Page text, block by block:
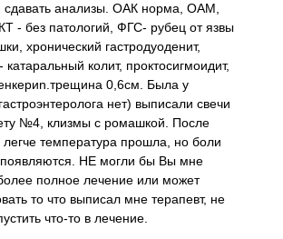
сдавать анализы. ОАК норма, ОАМ,
- без патологий, ФГС- рубец от язвы
хронический гастродуоденит,
катаральный колит, проктосигмоидит,
0,6см. Была у
нет) выписали свечи
№4, клизмы с ромашкой. После
легче температура прошла, но боли
появляются. НЕ могли бы Вы мне
полное лечение или может
то что выписал мне терапевт, не
что-то в лечение.